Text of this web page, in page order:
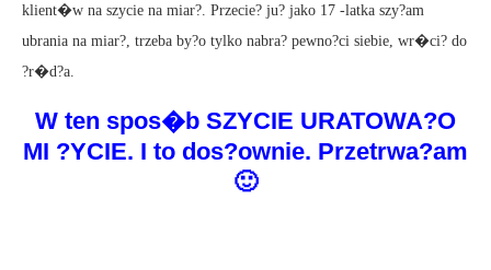
klient�w na szycie na miar?. Przecie? ju? jako 17 -latka szy?am
ubrania na miar?, trzeba by?o tylko nabra? pewno?ci siebie, wr�ci? do
?r�d?a.
W ten spos�b SZYCIE URATOWA?O
MI ?YCIE. I to dos?ownie. Przetrwa?am
🙂